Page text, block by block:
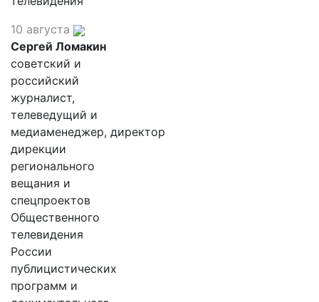
10 августа
Сергей Ломакин
советский и
российский
журналист,
телеведущий и
медиаменеджер, директор
дирекции
регионального
вещания и
спецпроектов
Общественного
телевидения
России
публицистических
программ и